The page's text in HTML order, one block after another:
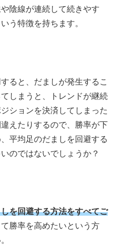
陰線が連続して続きやす
う特徴を持ちます。
ると、だましが発生するこ
しまうと、トレンドが継続
ションを決済してしまった
えたりするので、勝率が下
平均足のだましを回避する
のではないでしょうか？
を回避する方法をすべてご
勝率を高めたいという方